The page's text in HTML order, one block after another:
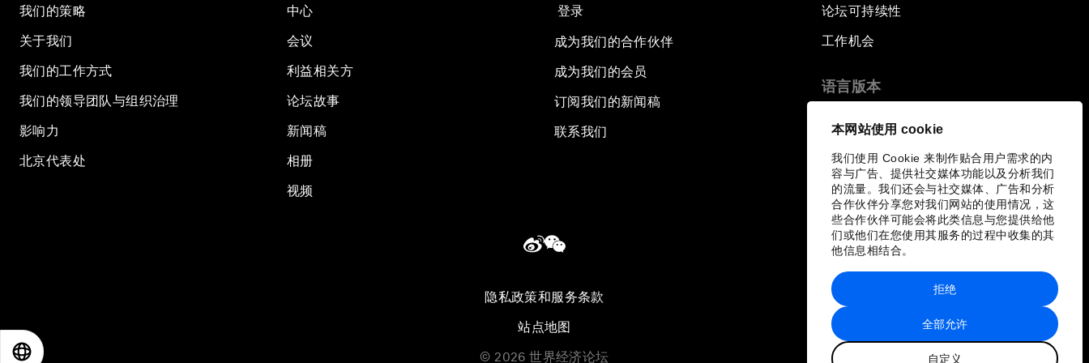
本网站使用 cookie
我们使用 Cookie 来制作贴合用户需求的内
容与广告、提供社交媒体功能以及分析我们
的流量。我们还会与社交媒体、广告和分析
合作伙伴分享您对我们网站的使用情况，这
些合作伙伴可能会将此类信息与您提供给他
们或他们在您使用其服务的过程中收集的其
他信息相结合。
全部允许
自定义
拒绝
我们的策略
关于我们
我们的工作方式
我们的领导团队与组织治理
影响力
北京代表处
中心
会议
利益相关方
论坛故事
新闻稿
相册
视频
登录
成为我们的合作伙伴
成为我们的会员
订阅我们的新闻稿
联系我们
论坛可持续性
工作机会
语言版本
隐私政策和服务条款
站点地图
© 2026 世界经济论坛